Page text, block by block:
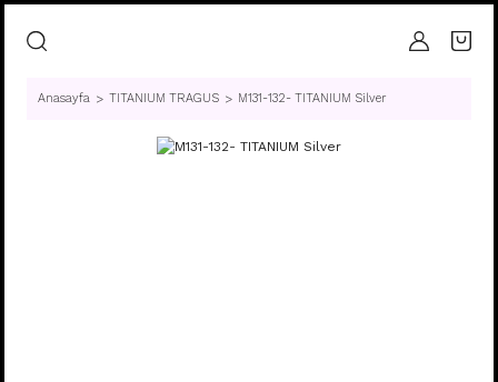
Anasayfa TITANIUM TRAGUS M131-132- TITANIUM Silver